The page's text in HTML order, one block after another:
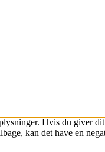
Hvis du giver
kan det have en